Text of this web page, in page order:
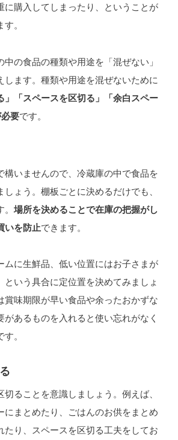
に購入してしまったり、ということが
。
の食品の種類や用途を「混ぜない」
します。種類や用途を混ぜないために
」「スペースを区切る」「余白スペー
要です。
構いませんので、冷蔵庫の中で食品を
ょう。棚板ごとに決めるだけでも、
場所を決めることで在庫の把握がし
いを防止できます。
ムに生鮮品、低い位置にはお子さまが
という具合に定位置を決めてみましょ
賞味期限が早い食品や余ったおかずな
があるものを入れると使い忘れがなく
。
ることを意識しましょう。例えば、
にまとめたり、ごはんのお供をまとめ
たり、スペースを区切る工夫をしてお